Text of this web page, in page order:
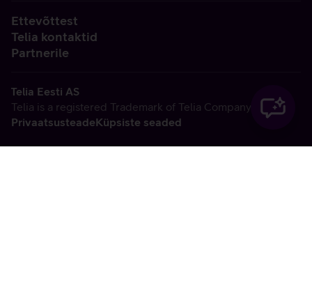
Ettevõttest
Telia kontaktid
Partnerile
Telia Eesti AS
Telia is a registered Trademark of Telia Company AB
PrivaatsusteadeKüpsiste seaded